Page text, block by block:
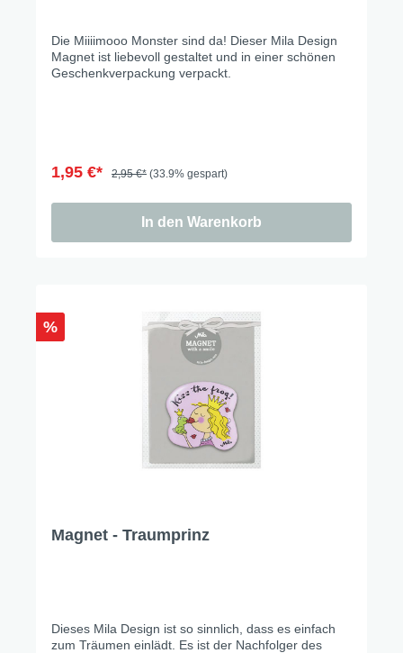
Die Miiiimooo Monster sind da! Dieser Mila Design
Magnet ist liebevoll gestaltet und in einer schönen
Geschenkverpackung verpackt.
1,95 €* 2,95 €* (33.9% gespart)
In den Warenkorb
%
Magnet - Traumprinz
Dieses Mila Design ist so sinnlich, dass es einfach
zum Träumen einlädt. Es ist der Nachfolger des